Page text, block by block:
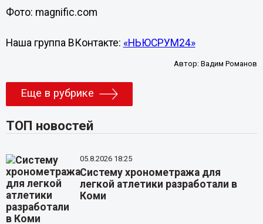
Фото: magnific.com
Наша группа ВКонтакте: «НЬЮСРУМ24»
Автор:Вадим Романов
Еще в рубрике
ТОП новостей
05.8.2026 18:25
Систему хронометража для
легкой атлетики разработали в
Коми